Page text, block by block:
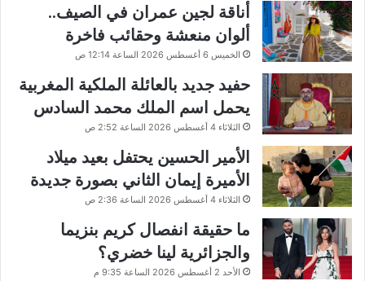
أناقة لجين عمران في الصيف..
ألوان منعشة وحقائب فاخرة
الخميس 6 أغسطس 2026 الساعة 12:14 ص
حفيد جديد بالعائلة الملكية المغربية
يحمل اسم الملك محمد السادس
الثلاثاء 4 أغسطس 2026 الساعة 2:52 ص
الأمير الحسين يحتفل بعيد ميلاد
الأميرة إيمان الثاني بصورة جديدة
الثلاثاء 4 أغسطس 2026 الساعة 2:36 ص
ما حقيقة انفصال كريم بنزيما
والجزائرية لينا خضري؟
الأحد 2 أغسطس 2026 الساعة 9:35 م